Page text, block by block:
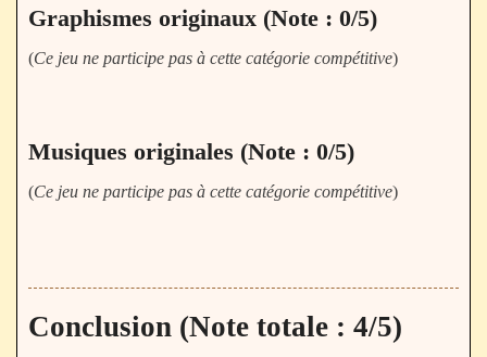
Graphismes originaux (Note : 0/5)
(Ce jeu ne participe pas à cette catégorie compétitive)
Musiques originales (Note : 0/5)
(Ce jeu ne participe pas à cette catégorie compétitive)
Conclusion (Note totale : 4/5)